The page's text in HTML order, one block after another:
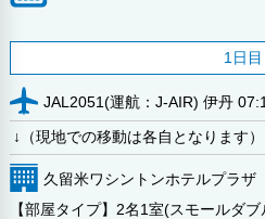
1日目
JAL2051(運航：J-AIR) 伊丹
↓（現地での移動は各自となります）
久留米ワシントンホテルプラザ
【部屋タイプ】2名1室(スモールダブ